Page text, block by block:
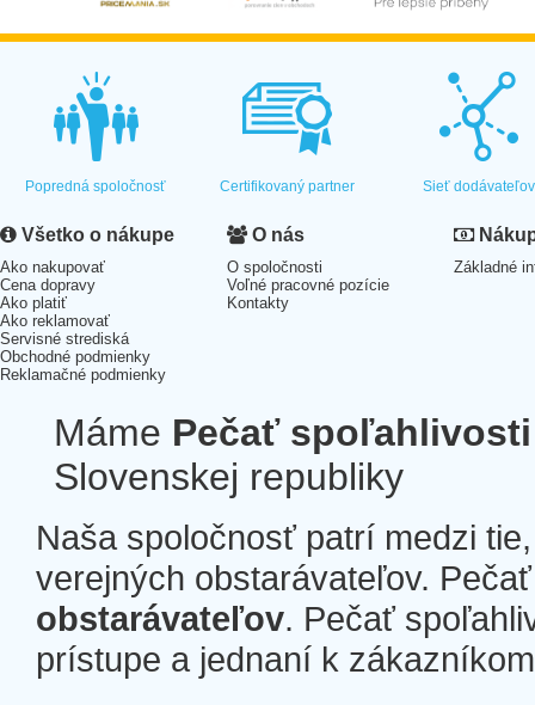
Popredná spoločnosť Certifikovaný partner Sieť dodávateľov
Všetko o nákupe
Ako nakupovať
Cena dopravy
Ako platiť
Ako reklamovať
Servisné strediská
Obchodné podmienky
Reklamačné podmienky
O nás
O spoločnosti
Voľné pracovné pozície
Kontakty
Základné
Máme Pečať spoľahlivosti
Slovenskej republiky
Naša spoločnosť patrí medzi
verejných obstarávateľov.
obstarávateľov. Pečať
prístupe a jednaní k